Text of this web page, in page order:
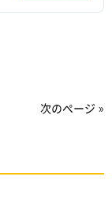
次のページ »